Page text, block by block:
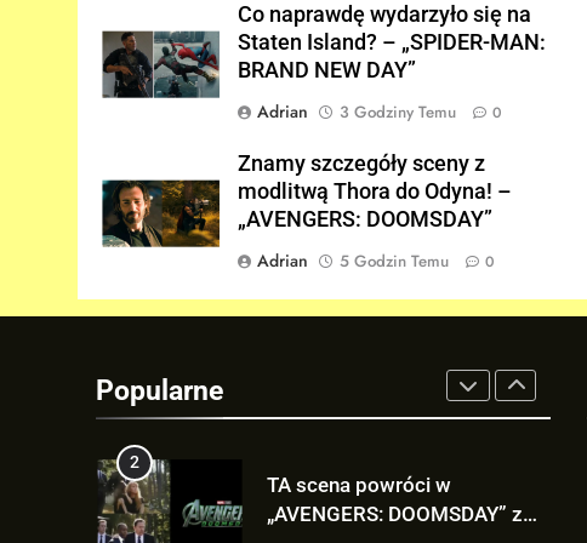
Co naprawdę wydarzyło się na
Staten Island? – „SPIDER-MAN:
BRAND NEW DAY”
Adrian
3 Godziny Temu 0
Znamy szczegóły sceny z
modlitwą Thora do Odyna! –
„AVENGERS: DOOMSDAY”
Adrian
5 Godzin Temu 0
Popularne
„AVENGERS: DOOMSDAY”!
FILMY
8
„DUŻE DZIECI 3” OFICJALNIE
FILMY
1
Staten Island? – „SPIDER-
MAN: BRAND NEW DAY”
„AVENGERS: DOOMSDAY” z
3
Znamy szczegóły sceny z